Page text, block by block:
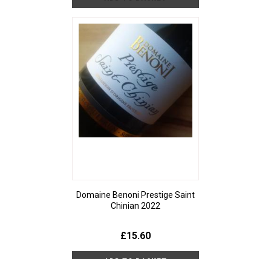
Domaine Benoni Prestige Saint
Chinian 2022
£15.60